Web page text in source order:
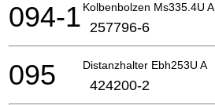
Kolbenbolzen Ms335.4U A
094-1 257796-6
Distanzhalter Ebh253U A
095 424200-2